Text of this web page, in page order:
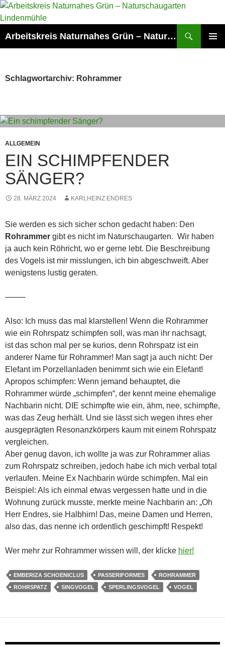
Zum
Inhalt
Arbeitskreis Naturnahes Grün – Naturschaugarten Lindenmühle
Schlagwortarchiv: Rohrammer
ALLGEMEIN
EIN SCHIMPFENDER
SÄNGER?
28. MÄRZ 2024 KARLHEINZ ENDRES
Sie werden es sich sicher schon gedacht haben: Den
Rohrammer gibt es nicht im Naturschaugarten. Wir haben
ja auch kein Röhricht, wo er gerne lebt. Die Beschreibung
des Vogels ist mir misslungen, ich bin abgeschweift. Aber
wenigstens lustig geraten.
——–
Also: Ich muss das mal klarstellen! Wenn die Rohrammer
wie ein Rohrspatz schimpfen soll, was man ihr nachsagt,
ist das schon mal per se kurios, denn Rohrspatz ist ein
anderer Name für Rohrammer! Man sagt ja auch nicht: Der
Elefant im Porzellanladen benimmt sich wie ein Elefant!
Apropos schimpfen: Wenn jemand behauptet, die
Rohrammer würde „schimpfen“, der kennt meine ehemalige
Nachbarin nicht. DIE schimpfte wie ein, ähm, nee, schimpfte,
was das Zeug herhält. Und sie lässt sich wegen ihres eher
ausgeprägten Resonanzkörpers kaum mit einem Rohrspatz
vergleichen.
Aber genug davon, ich wollte ja was zur Rohrammer alias
zum Rohrspatz schreiben, jedoch habe ich mich verbal total
verlaufen. Meine Ex Nachbarin würde schimpfen. Mal ein
Beispiel: Als ich einmal etwas vergessen hatte und in die
Wohnung zurück musste, merkte meine Nachbarin an: „Oh
Herr Endres, sie Halbhirn! Das, meine Damen und Herren,
also das, das nenne ich ordentlich geschimpft! Respekt!
Wer mehr zur Rohrammer wissen will, der klicke hier!
EMBERIZA SCHOENICLUS PASSERIFORMES
ROHRAMMER
ROHRSPATZ
SINGVOGEL SPERLINGSVOGEL VOGEL